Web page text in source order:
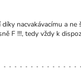
nacvakávacímu a
F !!!, tedy vždy k